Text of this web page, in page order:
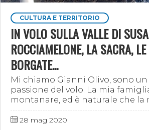
CULTURA E TERRITORIO
IN VOLO SULLA VALLE DI
ROCCIAMELONE, LA SACRA,
BORGATE...
Mi chiamo Gianni Olivo, sono
passione del volo. La mia
montanare, ed è naturale che la
sempre stata per me una
Dapprima sulle orme …
28 mag 2020